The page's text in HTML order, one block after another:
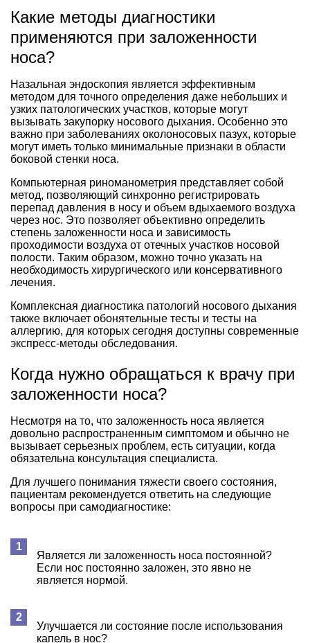
Какие методы диагностики
применяются при заложенности
носа?
Назальная эндоскопия является эффективным
методом для точного определения даже небольших и
узких патологических участков, которые могут
вызывать закупорку носового дыхания. Особенно это
важно при заболеваниях околоносовых пазух, которые
могут иметь только минимальные признаки в области
боковой стенки носа.
Компьютерная риноманометрия представляет собой
метод, позволяющий синхронно регистрировать
перепад давления в носу и объем вдыхаемого воздуха
через нос. Это позволяет объективно определить
степень заложенности носа и зависимость
проходимости воздуха от отечных участков носовой
полости. Таким образом, можно точно указать на
необходимость хирургического или консервативного
лечения.
Комплексная диагностика патологий носового дыхания
также включает обонятельные тесты и тесты на
аллергию, для которых сегодня доступны современные
экспресс-методы обследования.
Когда нужно обращаться к врачу при
заложенности носа?
Несмотря на то, что заложенность носа является
довольно распространенным симптомом и обычно не
вызывает серьезных проблем, есть ситуации, когда
обязательна консультация специалиста.
Для лучшего понимания тяжести своего состояния,
пациентам рекомендуется ответить на следующие
вопросы при самодиагностике:
Является ли заложенность носа постоянной?
Если нос постоянно заложен, это явно не
является нормой.
Улучшается ли состояние после использования
капель в нос?